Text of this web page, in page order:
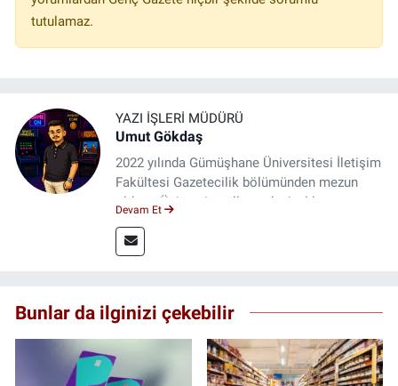
tutulamaz.
YAZI İŞLERI MÜDÜRÜ
Umut Gökdaş
2022 yılında Gümüşhane Üniversitesi İletişim
Fakültesi Gazetecilik bölümünden mezun
oldum. Üniversite yıllarımda 4 yıl boyunca
saha deneyimi kazandım. 2023 yılından beri
Genç Gazete'de okurlarımıza haber
Devam Et
Bunlar da ilginizi çekebilir